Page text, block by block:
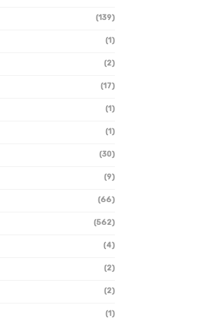
(139)
(1)
(2)
(17)
(1)
(1)
(30)
(9)
(66)
(562)
(4)
(2)
(2)
(1)